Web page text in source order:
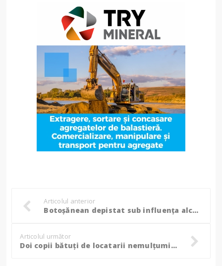
Articolul anterior
Botoșănean depistat sub influența alcoolului la volanul unui vehicul neînmatriculat, sustras de la fosta parteneră
Articolul următor
Doi copii bătuți de locatarii nemulțumiți de gălăgia de sub geamul lor, agresorii au fost reținuți!